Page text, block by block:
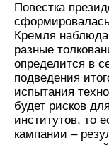
Повестка
Кремля
разные
определится в
подведения
испытания
будет рисков
институтов, то
кампании –